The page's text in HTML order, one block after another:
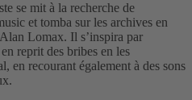
se mit à la recherche de
et tomba sur les archives en
Lomax. Il s’inspira par
reprit des bribes en les
en recourant également à des sons